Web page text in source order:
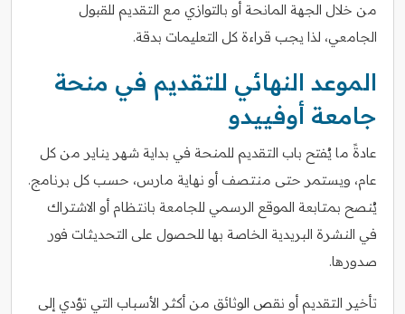
من خلال الجهة المانحة أو بالتوازي مع التقديم للقبول
الجامعي، لذا يجب قراءة كل التعليمات بدقة.
الموعد النهائي للتقديم في منحة
جامعة أوفييدو
عادةً ما يُفتح باب التقديم للمنحة في بداية شهر يناير من كل
عام، ويستمر حتى منتصف أو نهاية مارس، حسب كل برنامج.
يُنصح بمتابعة الموقع الرسمي للجامعة بانتظام أو الاشتراك
في النشرة البريدية الخاصة بها للحصول على التحديثات فور
صدورها.
تأخير التقديم أو نقص الوثائق من أكثر الأسباب التي تؤدي إلى